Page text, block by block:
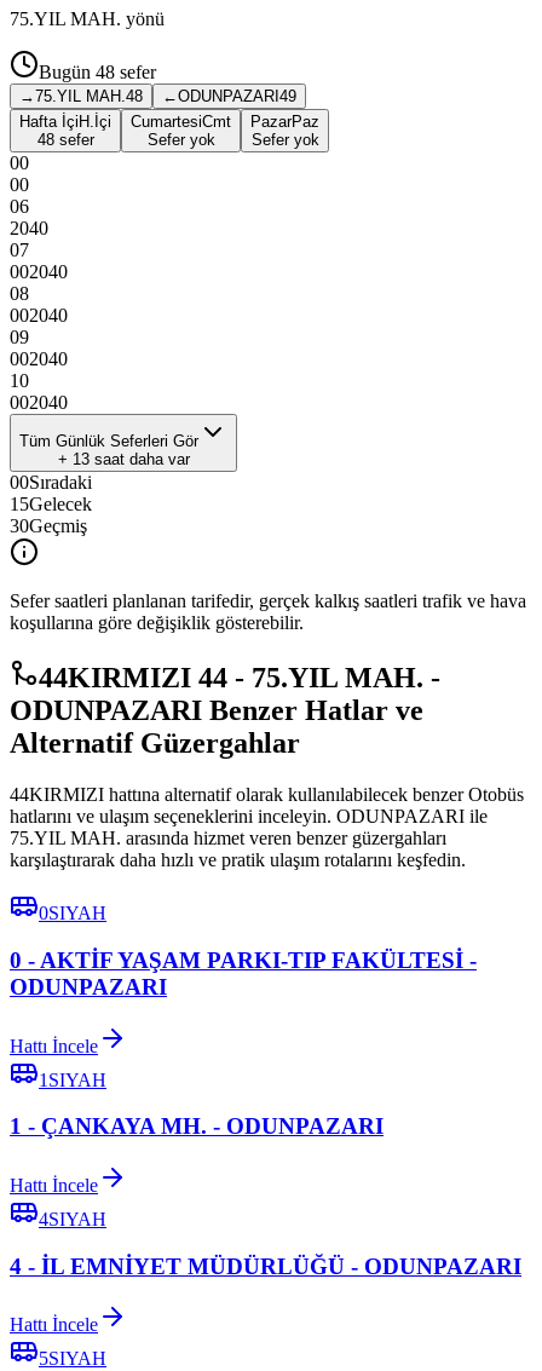
75.YIL MAH. yönü
Bugün 48 sefer
→75.YIL MAH.48 ←ODUNPAZARI 49
Hafta İçi H.İçi
48 sefer
CumartesiCmt
Sefer yok
PazarPaz
Sefer yok
00
00
06
2040
07
002040
08
002040
09
002040
10
002040
Tüm Günlük Seferleri Gör
+ 13saat daha var
00Sıradaki
15Gelecek
30Geçmiş
Sefer saatleri planlanan tarifedir, gerçek kalkış saatleri trafik ve hava
koşullarına göre değişiklik gösterebilir.
44KIRMIZI 44 - 75.YIL MAH. -
ODUNPAZARI Benzer Hatlar ve
Alternatif Güzergahlar
44KIRMIZI hattına alternatif olarak kullanılabilecek benzer Otobüs
hatlarını ve ulaşım seçeneklerini inceleyin. ODUNPAZARI ile
75.YIL MAH. arasında hizmet veren benzer güzergahları
karşılaştırarak daha hızlı ve pratik ulaşım rotalarını keşfedin.
0SIYAH
0 - AKTİF YAŞAM PARKI-TIP FAKÜLTESİ -
ODUNPAZARI
Hattı İncele
1SIYAH
1 - ÇANKAYA MH. - ODUNPAZARI
Hattı İncele
4SIYAH
4 - İL EMNİYET MÜDÜRLÜĞÜ - ODUNPAZARI
Hattı İncele
5SIYAH